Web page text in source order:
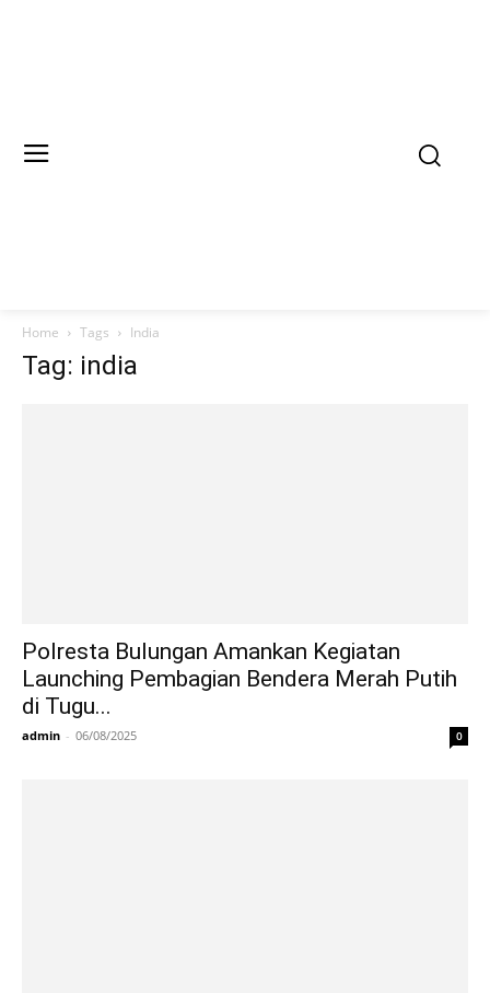
Home Tags India
Tag: india
Polresta Bulungan Amankan Kegiatan
Launching Pembagian Bendera Merah Putih
di Tugu...
admin - 06/08/2025 0